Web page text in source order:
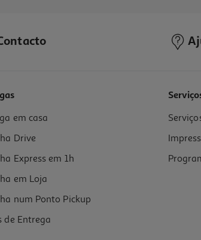
em casa
Drive
Express em 1h
em Loja
num Ponto Pickup
de Entrega